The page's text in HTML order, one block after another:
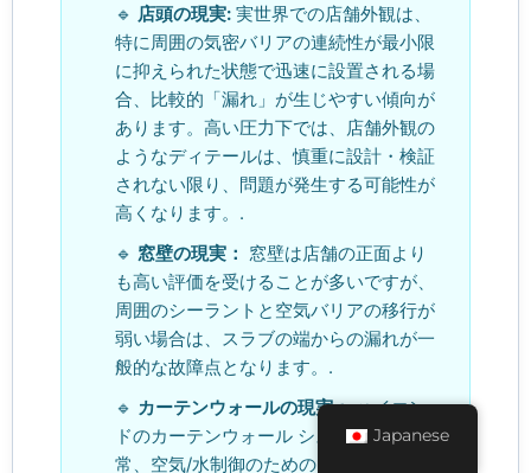
🔹 店頭の現実: 実世界での店舗外観は、
特に周囲の気密バリアの連続性が最小限
に抑えられた状態で迅速に設置される場
合、比較的「漏れ」が生じやすい傾向が
あります。高い圧力下では、店舗外観の
ようなディテールは、慎重に設計・検証
されない限り、問題が発生する可能性が
高くなります。.
🔹 窓壁の現実： 窓壁は店舗の正面より
も高い評価を受けることが多いですが、
周囲のシーラントと空気バリアの移行が
弱い場合は、スラブの端からの漏れが一
般的な故障点となります。.
🔹 カーテンウォールの現実：ハイエン
ドのカーテンウォール システムでは通
常、空気/水制御のためのより明確な戦
Japanese